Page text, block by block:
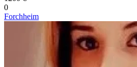
0
Forchheim